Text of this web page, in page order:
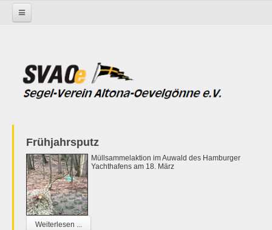
Frühjahrsputz
Müllsammelaktion im Auwald des Hamburger
Yachthafens am 18. März
Weiterlesen ...